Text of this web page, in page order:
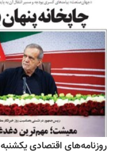
روزنامه‌های اقتصادی یکشنبه ۱۸ مرداد ۱۴۰۵